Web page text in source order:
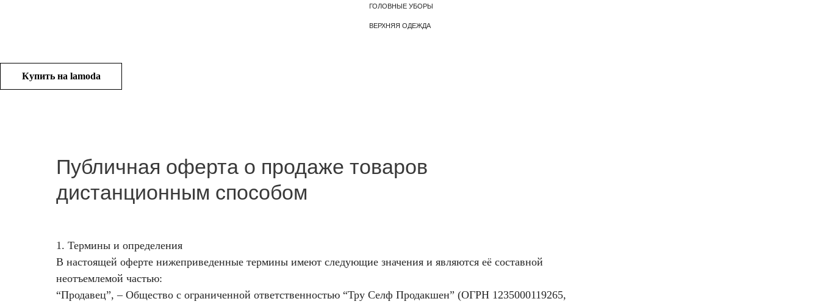
Купить на lamoda
Публичная оферта о продаже товаров
дистанционным способом
1. Термины и определения
В настоящей оферте нижеприведенные термины имеют следующие значения и являются её составной
неотъемлемой частью:
“Продавец”, – Общество с ограниченной ответственностью “Тру Селф Продакшен” (ОГРН 1235000119265,